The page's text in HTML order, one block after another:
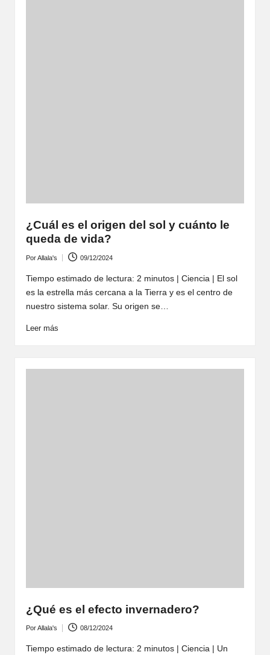
¿Cuál es el origen del sol y cuánto le
queda de vida?
por
PorAllala's 09/12/2024
Tiempo estimado de lectura: 2 minutos | Ciencia | El sol
es la estrella más cercana a la Tierra y es el centro de
nuestro sistema solar. Su origen se…
Leer más
¿Qué es el efecto invernadero?
por
PorAllala's 08/12/2024
Tiempo estimado de lectura: 2 minutos | Ciencia | Un